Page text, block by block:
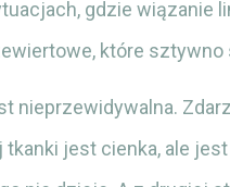
gdzie wiązanie
które sztywno
nieprzewidywalna.
tkanki jest cienka, ale